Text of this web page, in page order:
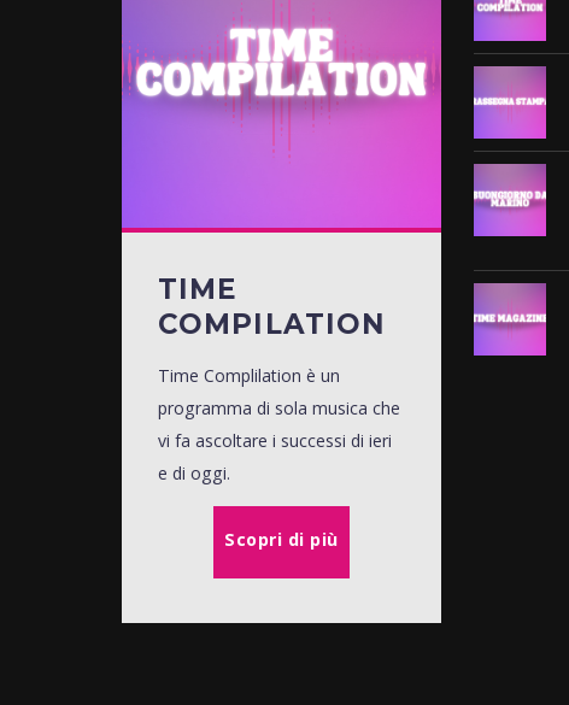
TIME
COMPILATION
Time Complilation è un
programma di sola musica che
vi fa ascoltare i successi di ieri
e di oggi.
Scopri di più